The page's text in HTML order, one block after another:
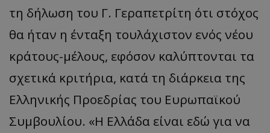
τη δήλωση του Γ. Γεραπετρίτη ότι στόχος
θα ήταν η ένταξη τουλάχιστον ενός νέου
κράτους-μέλους, εφόσον καλύπτονται τα
σχετικά κριτήρια, κατά τη διάρκεια της
Ελληνικής Προεδρίας του Ευρωπαϊκού
Συμβουλίου. «Η Ελλάδα είναι εδώ για να